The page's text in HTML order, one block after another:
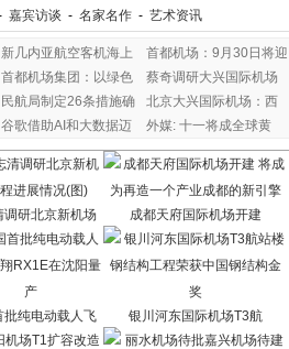
嘉宾访谈 - 名家名作 - 艺术资讯
新几内亚航空客机海上
首都机场：9月30日将迎
首都机场集团：以绿色
蔡奇调研大兴国际机场
民航局制定26条措施确
北京大兴国际机场：西
谷歌借助AI和大数据迈
外媒: 十一将成全球黄
调研北京新机场 成都天府国际机场开建
批纯电动载人飞 银川河东国际机场T3航